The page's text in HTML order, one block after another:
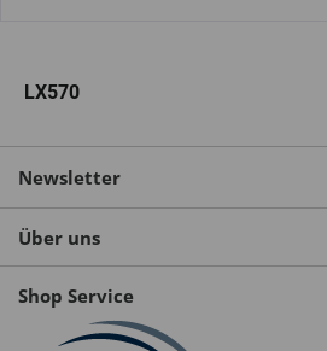
LX570
Newsletter
Über uns
Shop Service